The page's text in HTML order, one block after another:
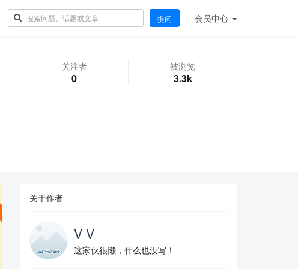
提问 会员中心
关注者
0
被浏览
3.3k
关于作者
V V
这家伙很懒，什么也没写！